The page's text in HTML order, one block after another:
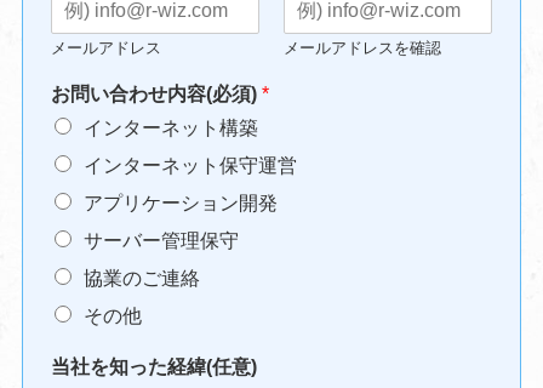
メールアドレス メールアドレスを確認
お問い合わせ内容(必須)*
インターネット構築
インターネット保守運営
アプリケーション開発
サーバー管理保守
協業のご連絡
その他
当社を知った経緯(任意)